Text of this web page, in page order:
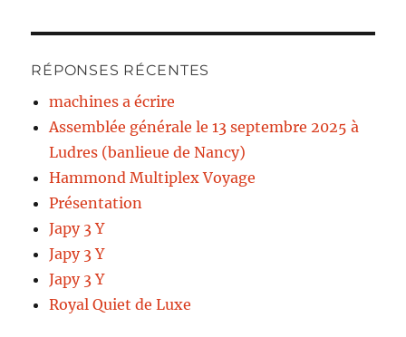
RÉPONSES RÉCENTES
machines a écrire
Assemblée générale le 13 septembre 2025 à
Ludres (banlieue de Nancy)
Hammond Multiplex Voyage
Présentation
Japy 3 Y
Japy 3 Y
Japy 3 Y
Royal Quiet de Luxe